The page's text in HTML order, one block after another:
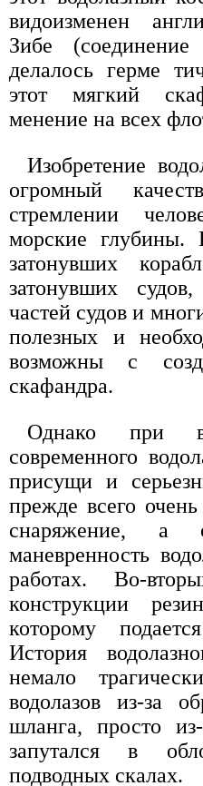
видоизменен
Зибе
делалось герме
этот мягкий
менение на всех
Изобретение
огромный
стремлении
морские глубины.
затонувших
затонувших
частей судов и
полезных и
возможны с
скафандра.
Однако при
современного
присущи и
прежде всего
снаряжение, а
маневренность
работах. Во-
конструкции
которому
История
немало
водолазов из-за
шланга, просто
запутался в
подводных скалах.